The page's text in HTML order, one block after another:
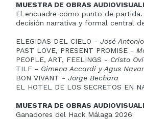
MUESTRA DE OBRAS
El encuadre como punto de
decisión narrativa y formal central
ELEGIDAS DEL CIELO - José
PAST LOVE, PRESENT PROMISE -
PEOPLE, ART, FEELINGS - Cristo
TILF - Gimena Accardi y Agus
BON VIVANT - Jorge Bechara
EL HOTEL DE LOS SECRETOS EN
MUESTRA DE OBRAS
Ganadores del Hack Málaga 2026